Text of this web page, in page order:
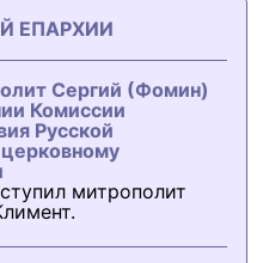
ЕПАРХИИ
Сергий (Фомин)
Комиссии
Русской
митрополит